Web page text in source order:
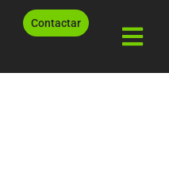
Contactar